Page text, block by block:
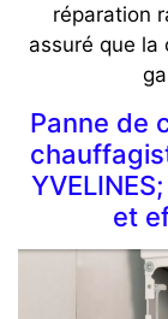
réparation
assuré que la
Panne de
et